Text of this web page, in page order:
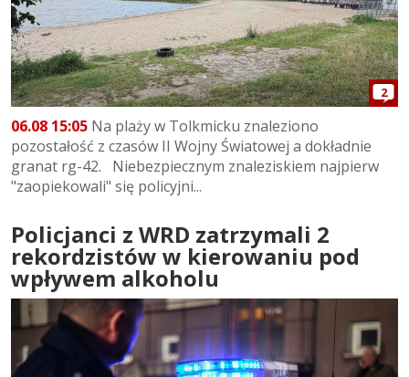
2
06.08 15:05 Na plaży w Tolkmicku znaleziono
pozostałość z czasów II Wojny Światowej a dokładnie
granat rg-42. Niebezpiecznym znaleziskiem najpierw
"zaopiekowali" się policyjni...
Policjanci z WRD zatrzymali 2
rekordzistów w kierowaniu pod
wpływem alkoholu